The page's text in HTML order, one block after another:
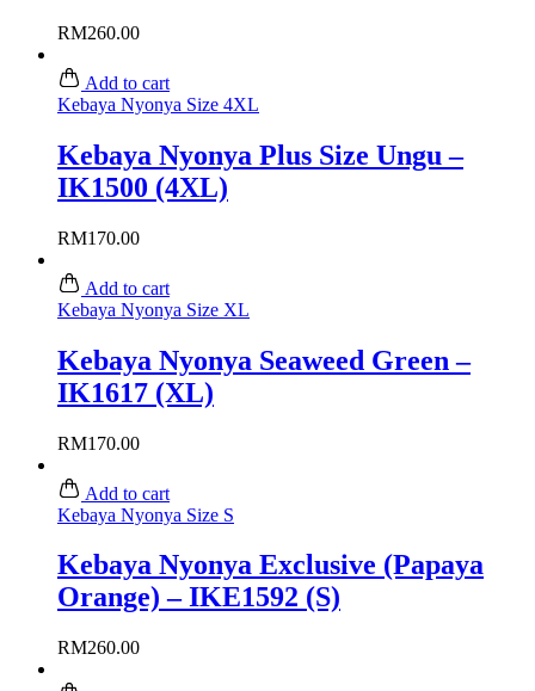
RM260.00
Add to cart
Kebaya Nyonya Size 4XL
Kebaya Nyonya Plus Size Ungu –
IK1500 (4XL)
RM170.00
Add to cart
Kebaya Nyonya Size XL
Kebaya Nyonya Seaweed Green –
IK1617 (XL)
RM170.00
Add to cart
Kebaya Nyonya Size S
Kebaya Nyonya Exclusive (Papaya
Orange) – IKE1592 (S)
RM260.00